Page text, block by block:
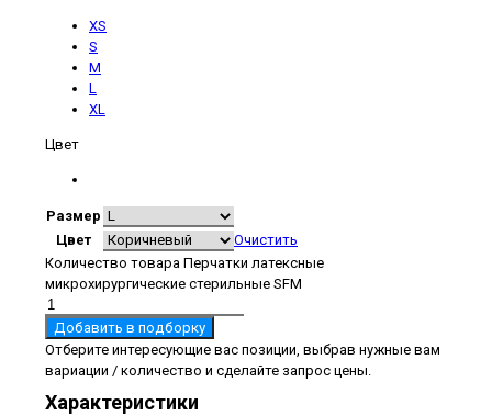
XS
S
M
L
XL
Цвет
Размер
Цвет
Очистить
Количество товара Перчатки латексные
микрохирургические стерильные SFM
Добавить в подборку
Отберите интересующие вас позиции, выбрав нужные вам
вариации / количество и сделайте запрос цены.
Характеристики